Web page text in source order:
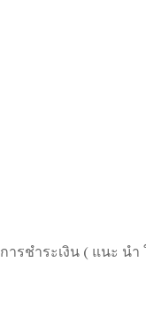
รชำระเงิน ( แนะ น